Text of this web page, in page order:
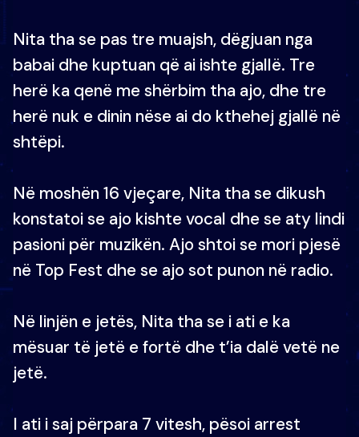
Nita tha se pas tre muajsh, dëgjuan nga
babai dhe kuptuan që ai ishte gjallë. Tre
herë ka qenë me shërbim tha ajo, dhe tre
herë nuk e dinin nëse ai do kthehej gjallë në
shtëpi.
Në moshën 16 vjeçare, Nita tha se dikush
konstatoi se ajo kishte vocal dhe se aty lindi
pasioni për muzikën. Ajo shtoi se mori pjesë
në Top Fest dhe se ajo sot punon në radio.
Në linjën e jetës, Nita tha se i ati e ka
mësuar të jetë e fortë dhe t’ia dalë vetë ne
jetë.
I ati i saj përpara 7 vitesh, pësoi arrest